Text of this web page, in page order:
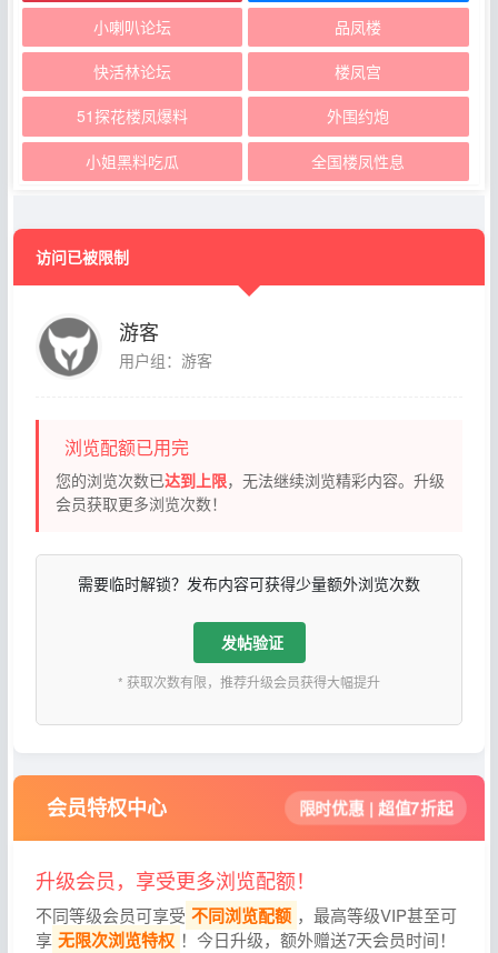
小喇叭论坛 品凤楼
快活林论坛 楼凤宫
51探花楼凤爆料 外围约炮
小姐黑料吃瓜 全国楼凤性息
访问已被限制
游客
用户组：游客
浏览配额已用完
您的浏览次数已达到上限，无法继续浏览精彩内容。升级
会员获取更多浏览次数！
需要临时解锁？发布内容可获得少量额外浏览次数
发帖验证
* 获取次数有限，推荐升级会员获得大幅提升
会员特权中心 限时优惠 | 超值7折起
升级会员，享受更多浏览配额！
不同等级会员可享受 不同浏览配额 ，最高等级VIP甚至可
享 无限次浏览特权 ！今日升级，额外赠送7天会员时间！